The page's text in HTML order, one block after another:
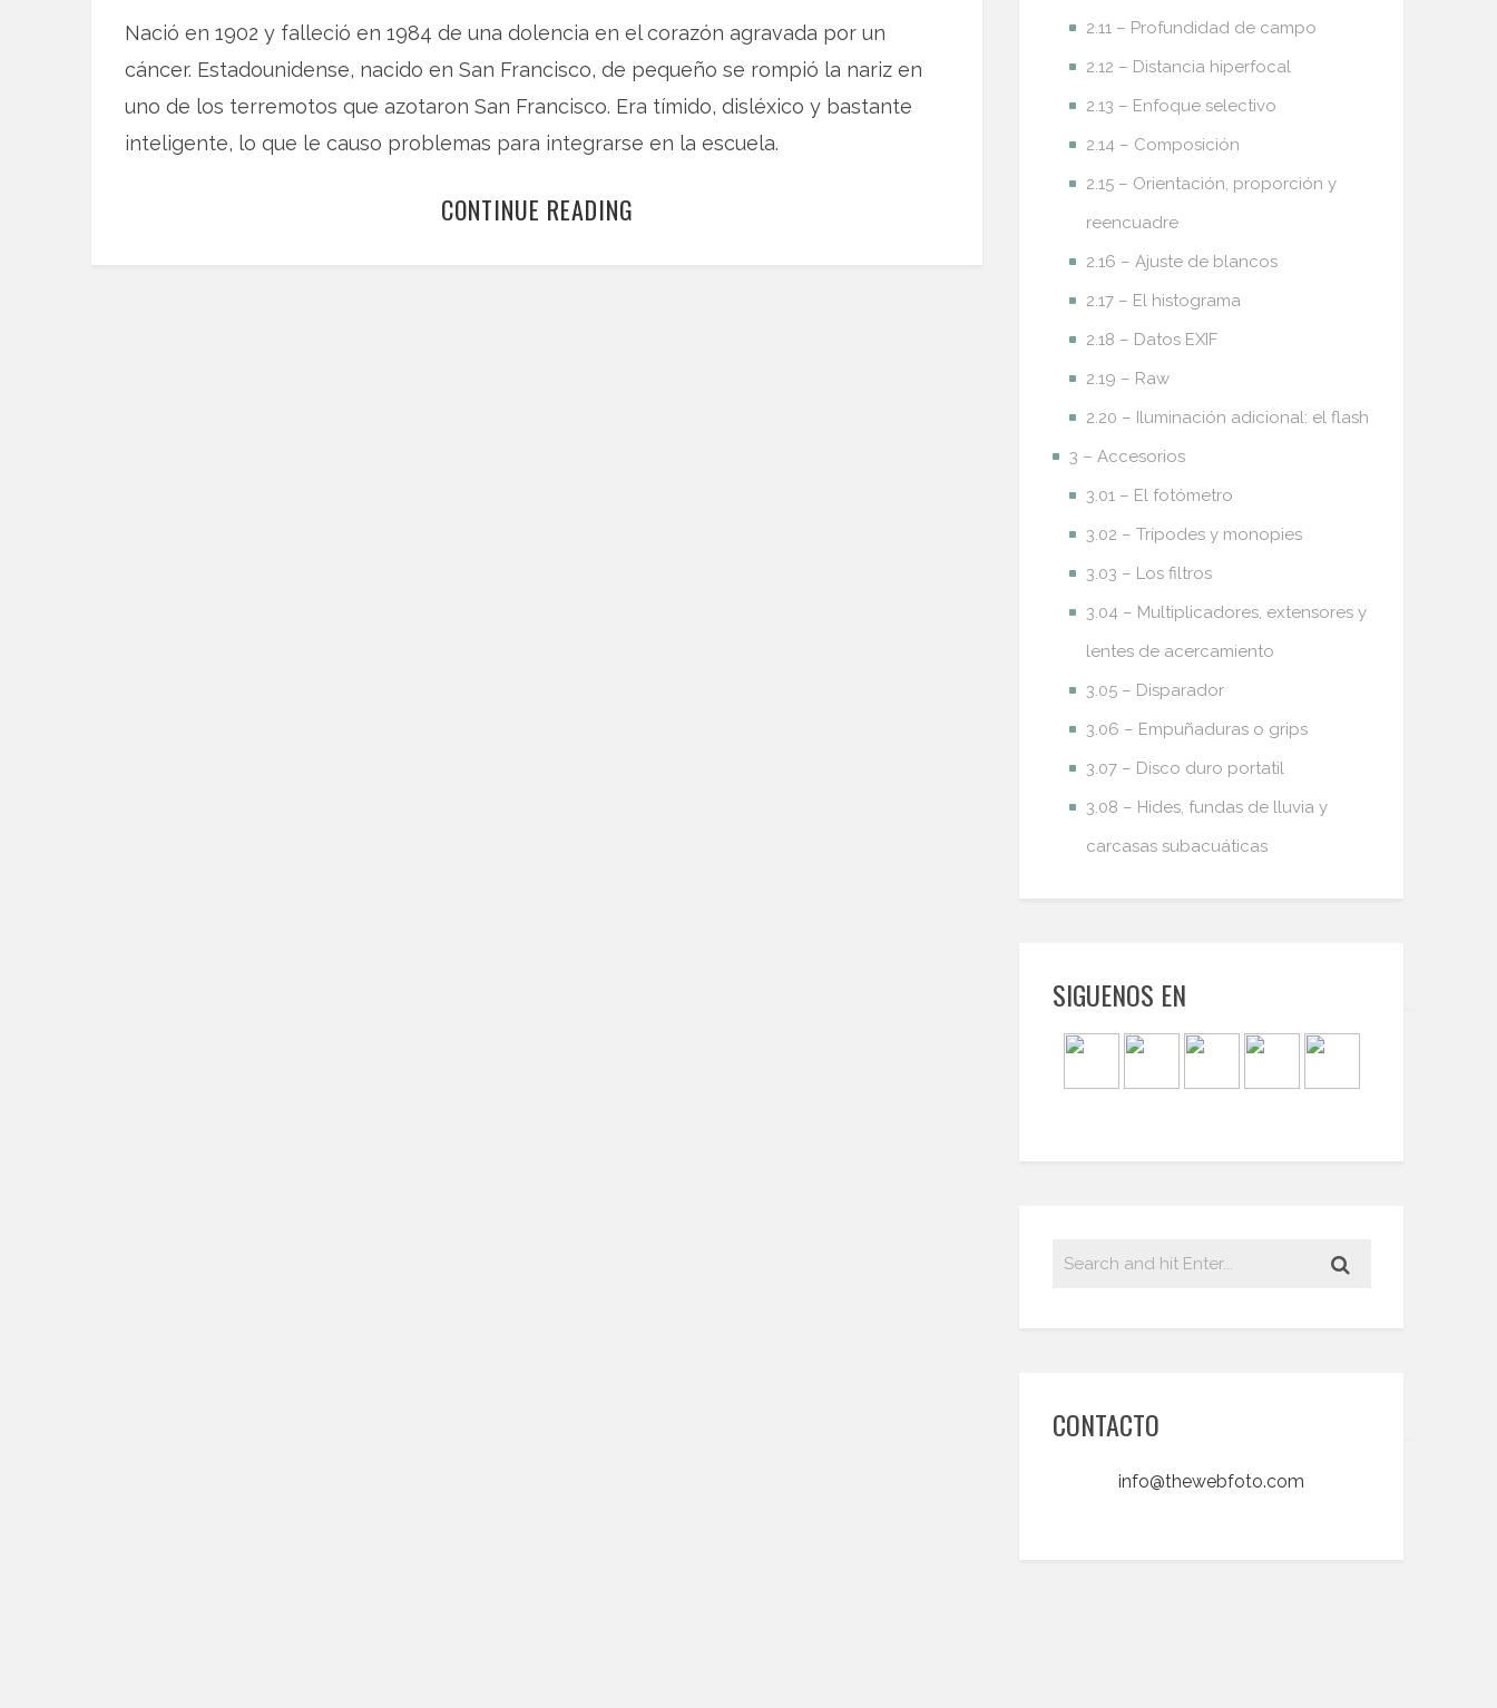
Nació en 1902 y falleció en 1984 de una dolencia en el corazón agravada por un
cáncer. Estadounidense, nacido en San Francisco, de pequeño se rompió la nariz en
uno de los terremotos que azotaron San Francisco. Era tímido, disléxico y bastante
inteligente, lo que le causo problemas para integrarse en la escuela.
CONTINUE READING
2.11 – Profundidad de campo
2.12 – Distancia hiperfocal
2.13 – Enfoque selectivo
2.14 – Composición
2.15 – Orientación, proporción y
reencuadre
2.16 – Ajuste de blancos
2.17 – El histograma
2.18 – Datos EXIF
2.19 – Raw
2.20 – Iluminación adicional: el flash
3 – Accesorios
3.01 – El fotómetro
3.02 – Trípodes y monopies
3.03 – Los filtros
3.04 – Multiplicadores, extensores y
lentes de acercamiento
3.05 – Disparador
3.06 – Empuñaduras o grips
3.07 – Disco duro portatil
3.08 – Hides, fundas de lluvia y
carcasas subacuáticas
SIGUENOS EN
CONTACTO
info@thewebfoto.com